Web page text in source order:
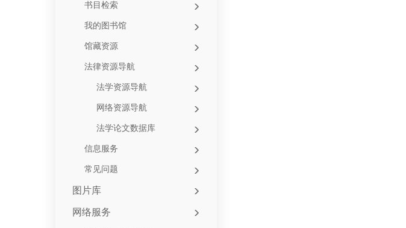
书目检索
我的图书馆
馆藏资源
法律资源导航
法学资源导航
网络资源导航
法学论文数据库
信息服务
常见问题
图片库
网络服务